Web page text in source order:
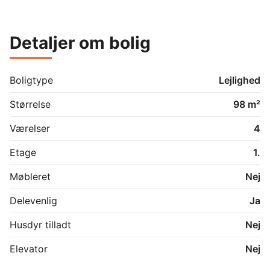
design. Der er stort køle/fryseskab og selvfølgelig
opvaskemaskine, samt ovn med selvrens. Et lejemål
helt nyt, godt isoleret og lækkert indrettet. Depotrum
medfølger og der kan lejes egen p-plads kr. 200,- pr.
md. Lejemålet er næsten færdigt, derfor er billeder er
Detaljer om bolig
Boligtype
Lejlighed
Størrelse
98 m²
Værelser
4
Etage
1.
Møbleret
Nej
Delevenlig
Ja
Husdyr tilladt
Nej
Elevator
Nej